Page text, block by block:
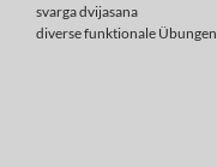
svarga dvijasana
diversefunktionale Übungen